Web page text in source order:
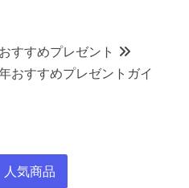
おすすめプレゼント
おすすめプレゼントガイ
人気商品